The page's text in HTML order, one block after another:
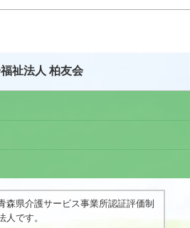
祉法人 柏友会
森県介護サービス事業所認証評価制
人です。